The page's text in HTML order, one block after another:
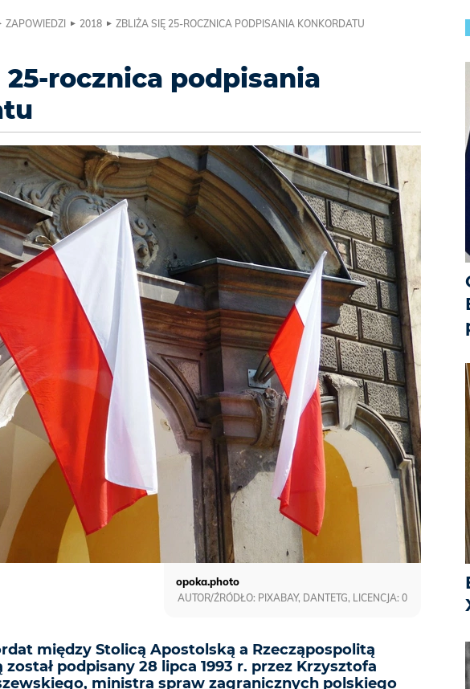
ZAPOWIEDZI 2018 ZBLIŻA SIĘ 25-ROCZNICA PODPISANIA KONKORDATU
25-rocznica podpisania
między Stolicą Apostolską a Rzecząpospolitą
został podpisany 28 lipca 1993 r. przez Krzysztofa
ministra spraw zagranicznych polskiego
opoka.photo
AUTOR/ŹRÓDŁO: PIXABAY, DANTETG, LICENCJA: 0